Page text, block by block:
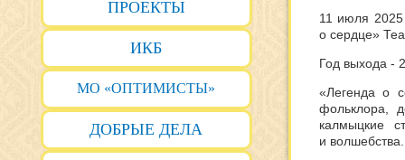
ПРОЕКТЫ
ИКБ
МО «ОПТИМИСТЫ»
ДОБРЫЕ ДЕЛА
11 июля 2025
о сердце»
Год выхода -
«Легенда о
фольклора,
калмыцкие
и волшебства.